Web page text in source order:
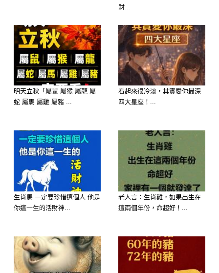
財...
明天立秋「屬鼠 屬猴 屬龍 屬
蛇 屬馬 屬雞 屬豬 ...
看起來很冷淡，其實愛你最深
四大星座！...
生肖馬 一定要珍惜這個人 他是
你這一生的活財神...
老人言：生肖雞，如果出生在
這兩個年份，命超好！...